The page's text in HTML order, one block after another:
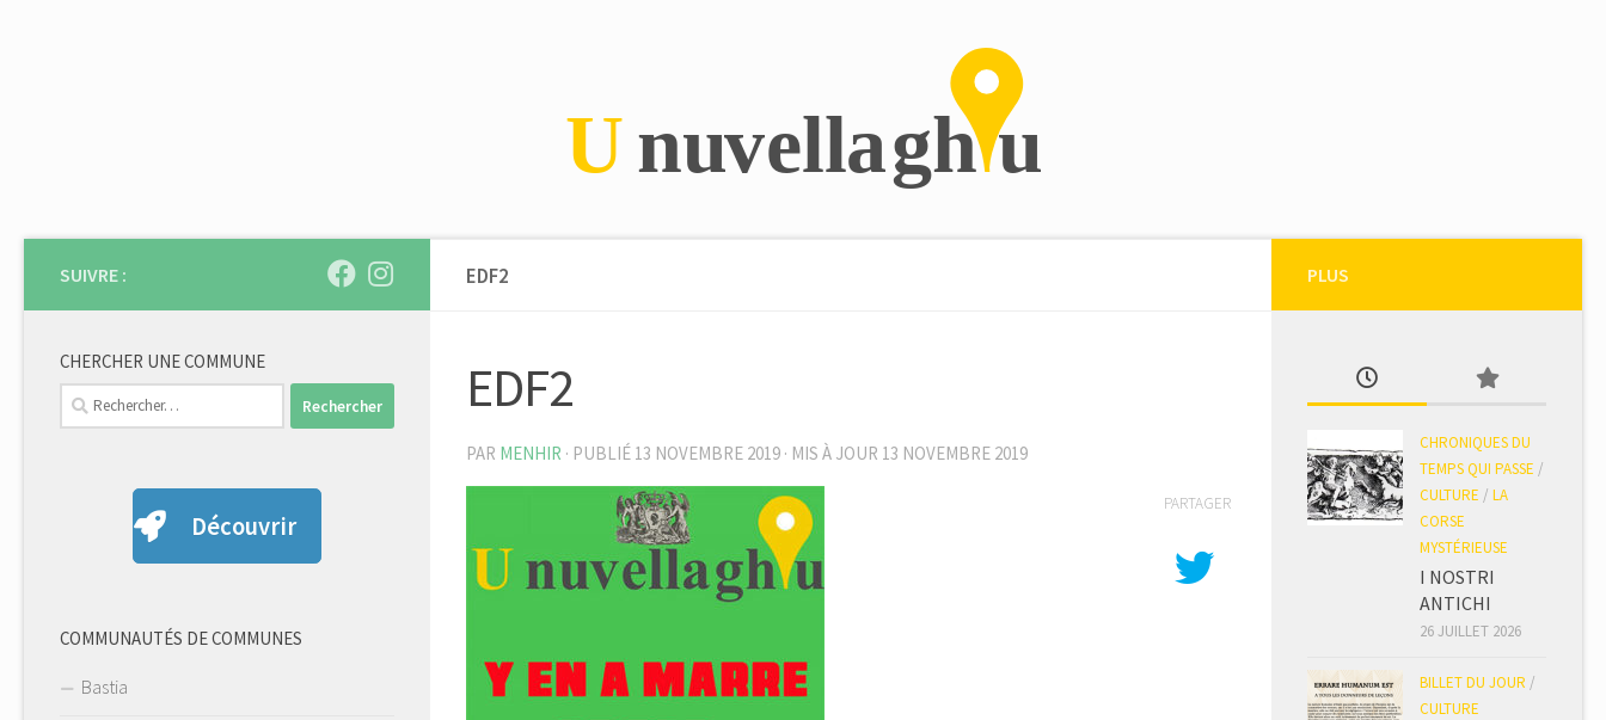
EDF2
EDF2
PAR MENHIR · PUBLIÉ 13 NOVEMBRE 2019 · MIS À JOUR 13 NOVEMBRE 2019
PARTAGER
SUIVRE :
CHERCHER UNE COMMUNE
Rechercher :
Découvrir
COMMUNAUTÉS DE COMMUNES
Bastia
PLUS
CHRONIQUES DU
TEMPS QUI PASSE /
CULTURE / LA
CORSE
MYSTÉRIEUSE
I NOSTRI
ANTICHI
26 JUILLET 2026
BILLET DU JOUR /
CULTURE